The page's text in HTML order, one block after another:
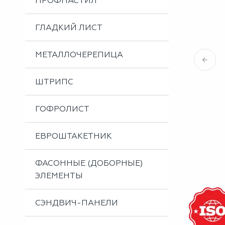
Металлоизделия
Проектирование вентилируемых фасадов
Вальцовка листового металла
ГЛАДКИЙ ЛИСТ
МЕТАЛЛОЧЕРЕПИЦА
ШТРИПС
ГОФРОЛИСТ
ЕВРОШТАКЕТНИК
ФАСОННЫЕ (ДОБОРНЫЕ)
ЭЛЕМЕНТЫ
СЭНДВИЧ-ПАНЕЛИ